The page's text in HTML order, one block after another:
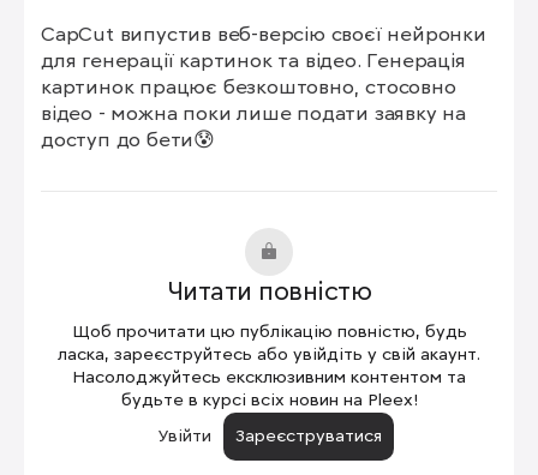
CapCut випустив веб-версію своєї нейронки
для генерації картинок та відео. Генерація
картинок працює безкоштовно, стосовно
відео - можна поки лише подати заявку на
доступ до бети😰
Читати повністю
Щоб прочитати цю публікацію повністю, будь
ласка, зареєструйтесь або увійдіть у свій акаунт.
Насолоджуйтесь ексклюзивним контентом та
будьте в курсі всіх новин на Pleex!
Увійти
Зареєструватися